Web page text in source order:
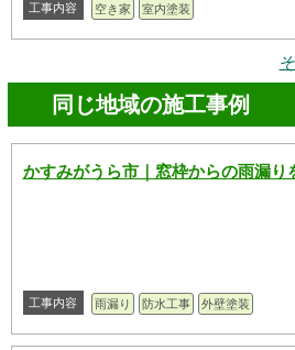
工事内容 空き家 室内塗装
同じ地域の施工事例
かすみがうら市｜窓枠からの雨漏り
工事内容 雨漏り 防水工事 外壁塗装